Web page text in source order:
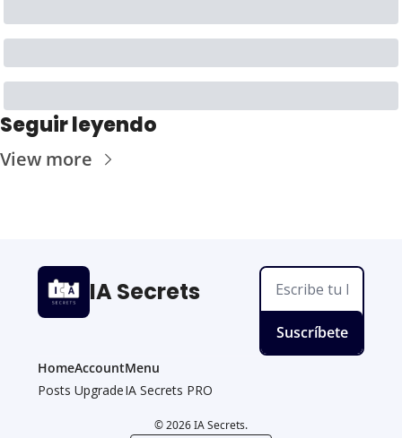
Seguir leyendo
View more
IA Secrets
Suscríbete
Home
Posts
Account
Upgrade
Menu
IA Secrets PRO
© 2026 IA Secrets.